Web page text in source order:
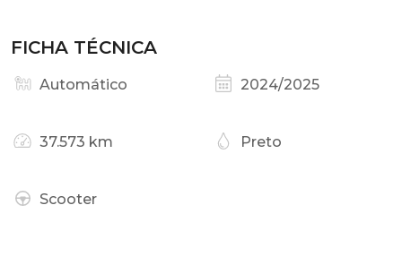
FICHA TÉCNICA
Automático 2024/2025
37.573 km Preto
Scooter